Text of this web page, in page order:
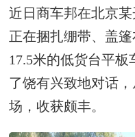
近日商车邦在北京
正在捆扎绷带、盖
17.5米的低货台平
了饶有兴致地对话
场，收获颇丰。